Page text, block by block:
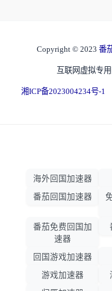
Copyright © 2023 番
互联网虚拟专
湘ICP备2023004234号-1
海外回国加速器
番茄回国加速器
番茄免费回国加
速器
回国游戏加速器
游戏加速器